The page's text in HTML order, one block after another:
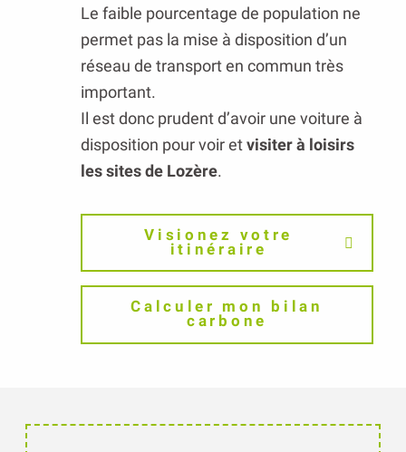
Le faible pourcentage de population ne
permet pas la mise à disposition d’un
réseau de transport en commun très
important.
Il est donc prudent d’avoir une voiture à
disposition pour voir etvisiter à loisirs
les sites de Lozère.
Visionez votre
itinéraire
Calculer mon bilan
carbone